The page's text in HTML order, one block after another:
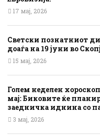
17 мај, 2026
Светски познатниот
доаѓа на 19 јуни во
15 мај, 2026
Голем неделен хороскоп
мај: Биковите ќе
заедничка иднина со
3 мај, 2026